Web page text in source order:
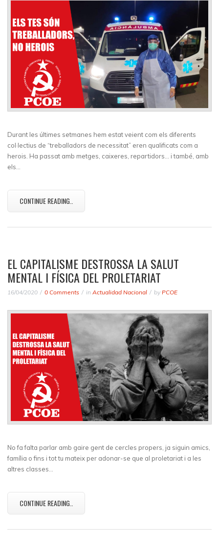
Durant les últimes setmanes hem estat veient com els diferents
col·lectius de “treballadors de necessitat” eren qualificats com a
herois. Ha passat amb metges, caixeres, repartidors… i també, amb
els…
CONTINUE READING..
EL CAPITALISME DESTROSSA LA SALUT
MENTAL I FÍSICA DEL PROLETARIAT
16/04/2020 0 Comments in Actualidad Nacional by PCOE
No fa falta parlar amb gaire gent de cercles propers, ja siguin amics,
família o fins i tot tu mateix per adonar-se que al proletariat i a les
altres classes…
CONTINUE READING..